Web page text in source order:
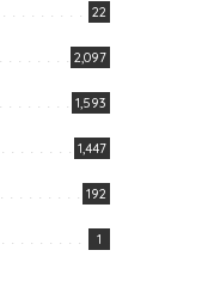
22
2,097
1,593
1,447
192
1